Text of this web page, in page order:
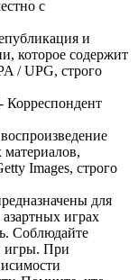
с
и
которое содержит
/ UPG, строго
Корреспондент
Images, строго
для
играх
Соблюдайте
игры. При